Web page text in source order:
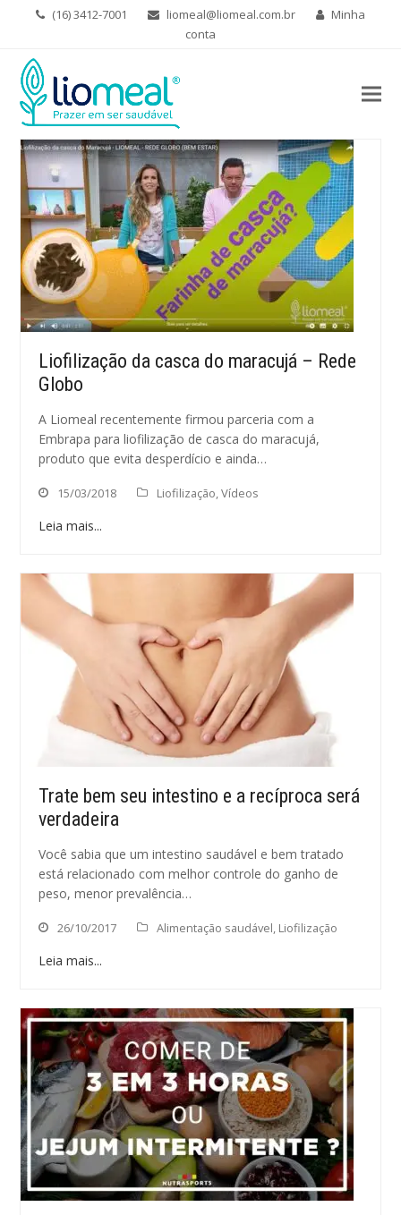
(16) 3412-7001 liomeal@liomeal.com.br
Minha
conta
Liofilização da casca do maracujá – Rede
Globo
A Liomeal recentemente firmou parceria com a
Embrapa para liofilização de casca do maracujá,
produto que evita desperdício e ainda…
15/03/2018 Liofilização,Vídeos
Leia mais...
Trate bem seu intestino e a recíproca será
verdadeira
Você sabia que um intestino saudável e bem tratado
está relacionado com melhor controle do ganho de
peso, menor prevalência…
26/10/2017 Alimentação saudável, Liofilização
Leia mais...